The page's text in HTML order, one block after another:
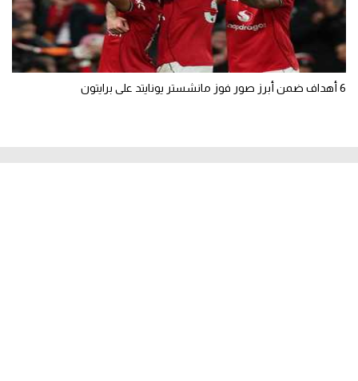
6 أهداف ضمن أبرز صور فوز مانشستر يونايتد على برايتون